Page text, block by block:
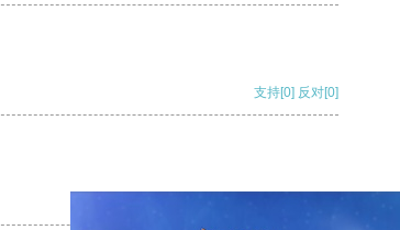
支持[0] 反对[0]